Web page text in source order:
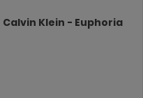
Calvin Klein - Euphoria